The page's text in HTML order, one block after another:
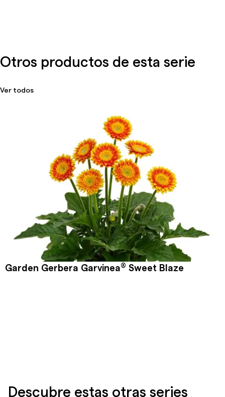
Otros productos de esta serie
Ver todos
Garden Gerbera Garvinea® Sweet Blaze
Descubre estas otras series